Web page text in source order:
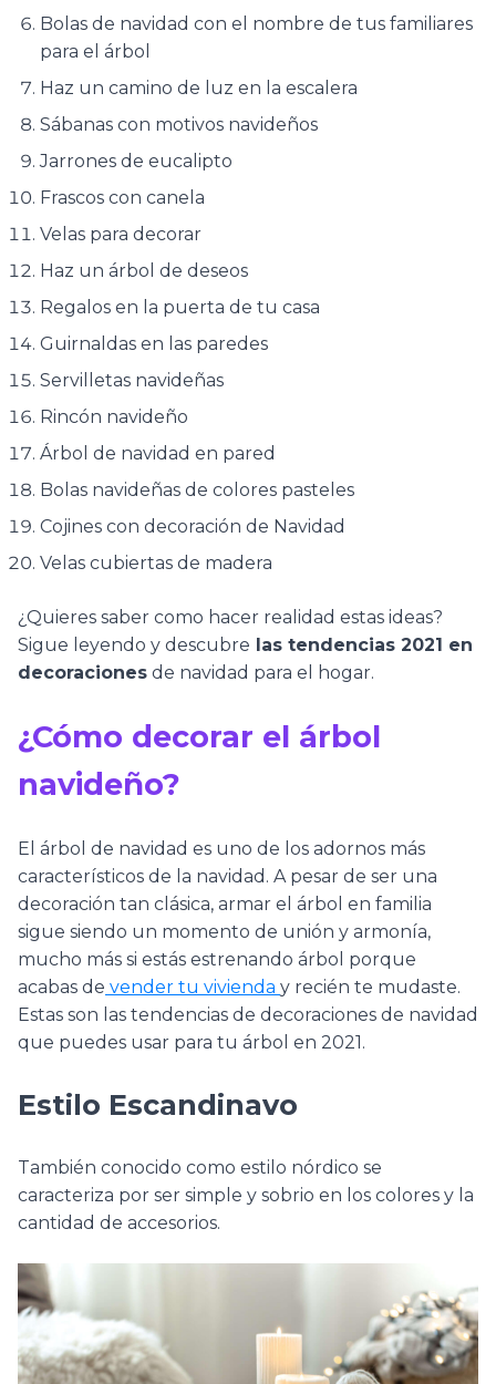
Bolas de navidad con el nombre de tus familiares
para el árbol
Haz un camino de luz en la escalera
Sábanas con motivos navideños
Jarrones de eucalipto
Frascos con canela
Velas para decorar
Haz un árbol de deseos
Regalos en la puerta de tu casa
Guirnaldas en las paredes
Servilletas navideñas
Rincón navideño
Árbol de navidad en pared
Bolas navideñas de colores pasteles
Cojines con decoración de Navidad
Velas cubiertas de madera
¿Quieres saber como hacer realidad estas ideas?
Sigue leyendo y descubre
las tendencias 2021 en
decoraciones de navidad para el hogar.
¿Cómo decorar el árbol
navideño?
El árbol de navidad es uno de los adornos más
característicos de la navidad. A pesar de ser una
decoración tan clásica, armar el árbol en familia
sigue siendo un momento de unión y armonía,
mucho más si estás estrenando árbol porque
acabas de vender tu vivienda y recién te mudaste.
Estas son las tendencias de decoraciones de navidad
que puedes usar para tu árbol en 2021.
Estilo Escandinavo
También conocido como estilo nórdico se
caracteriza por ser simple y sobrio en los colores y la
cantidad de accesorios.